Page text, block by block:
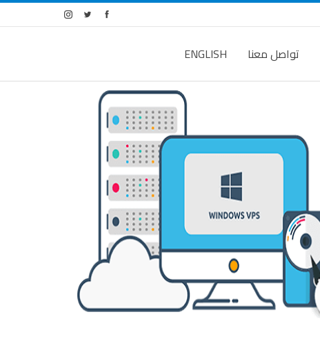
تواصل معنا ENGLISH